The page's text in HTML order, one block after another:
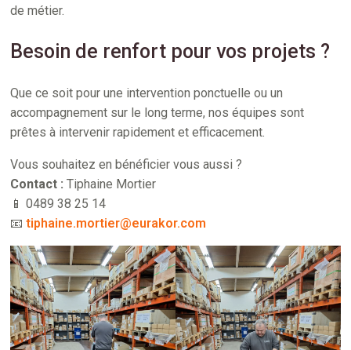
de métier.
Besoin de renfort pour vos projets ?
Que ce soit pour une intervention ponctuelle ou un
accompagnement sur le long terme, nos équipes sont
prêtes à intervenir rapidement et efficacement.
Vous souhaitez en bénéficier vous aussi ?
Contact : Tiphaine Mortier
📱 0489 38 25 14
📧tiphaine.mortier@eurakor.com